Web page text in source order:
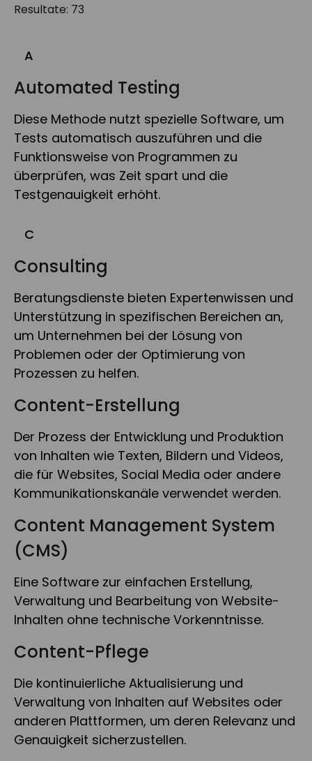
Resultate: 73
A
Automated Testing
Diese Methode nutzt spezielle Software, um
Tests automatisch auszuführen und die
Funktionsweise von Programmen zu
überprüfen, was Zeit spart und die
Testgenauigkeit erhöht.
C
Consulting
Beratungsdienste bieten Expertenwissen und
Unterstützung in spezifischen Bereichen an,
um Unternehmen bei der Lösung von
Problemen oder der Optimierung von
Prozessen zu helfen.
Content-Erstellung
Der Prozess der Entwicklung und Produktion
von Inhalten wie Texten, Bildern und Videos,
die für Websites, Social Media oder andere
Kommunikationskanäle verwendet werden.
Content Management System
(CMS)
Eine Software zur einfachen Erstellung,
Verwaltung und Bearbeitung von Website-
Inhalten ohne technische Vorkenntnisse.
Content-Pflege
Die kontinuierliche Aktualisierung und
Verwaltung von Inhalten auf Websites oder
anderen Plattformen, um deren Relevanz und
Genauigkeit sicherzustellen.